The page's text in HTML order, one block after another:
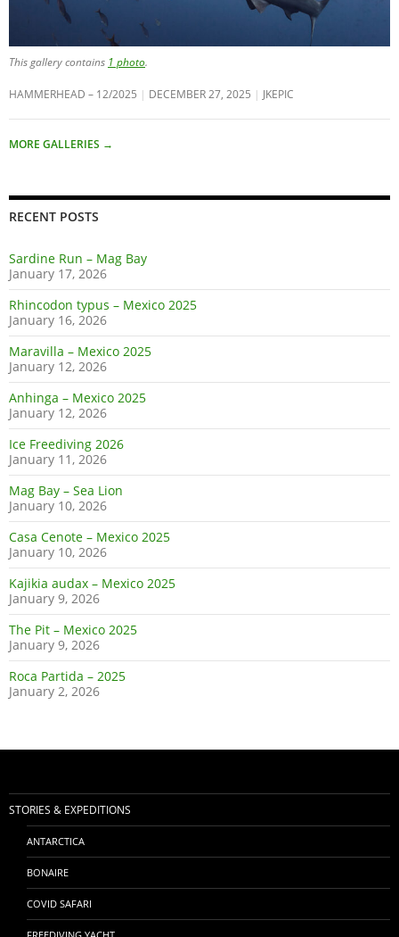
This gallery contains 1 photo.
HAMMERHEAD – 12/2025 DECEMBER 27, 2025 JKEPIC
MORE GALLERIES →
RECENT POSTS
Sardine Run – Mag Bay
January 17, 2026
Rhincodon typus – Mexico 2025
January 16, 2026
Maravilla – Mexico 2025
January 12, 2026
Anhinga – Mexico 2025
January 12, 2026
Ice Freediving 2026
January 11, 2026
Mag Bay – Sea Lion
January 10, 2026
Casa Cenote – Mexico 2025
January 10, 2026
Kajikia audax – Mexico 2025
January 9, 2026
The Pit – Mexico 2025
January 9, 2026
Roca Partida – 2025
January 2, 2026
STORIES & EXPEDITIONS
ANTARCTICA
BONAIRE
COVID SAFARI